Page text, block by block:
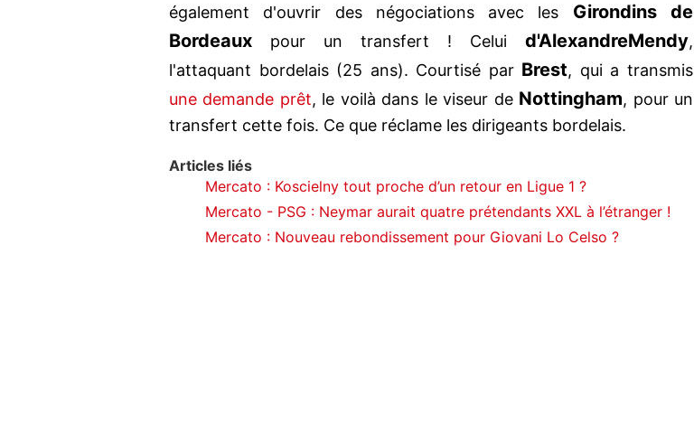
également d'ouvrir des négociations avec les Girondins de
Bordeaux pour un transfert ! Celui d'AlexandreMendy,
l'attaquant bordelais (25 ans). Courtisé par Brest, qui a transmis
une demande prêt, le voilà dans le viseur de Nottingham, pour un
transfert cette fois. Ce que réclame les dirigeants bordelais.
Articles liés
Mercato : Koscielny tout proche d’un retour en Ligue 1 ?
Mercato - PSG : Neymar aurait quatre prétendants XXL à l’étranger !
Mercato : Nouveau rebondissement pour Giovani Lo Celso ?